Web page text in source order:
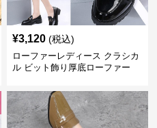
¥3,120 (税込)
ローファーレディース クラシカ
ル ビット飾り厚底ローファー